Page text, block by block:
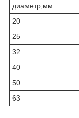
диаметр,мм
20
25
32
40
50
63